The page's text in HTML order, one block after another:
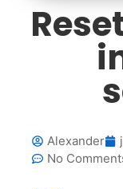
Alexander
No